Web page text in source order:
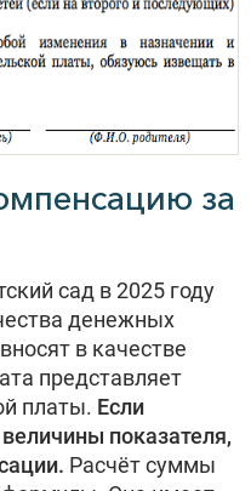
за
сад в 2025 году
денежных
в качестве
представляет
платы. Если
показателя,
Расчёт суммы